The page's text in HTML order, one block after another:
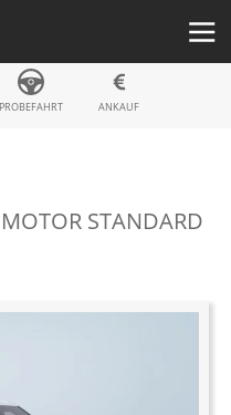
PROBEFAHRT ANKAUF
STANDARD